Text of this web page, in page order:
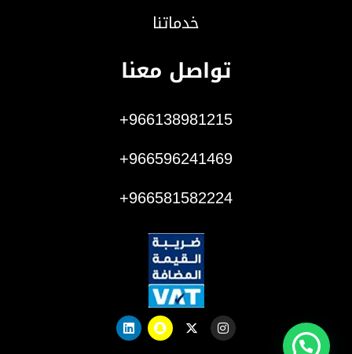
خدماتنا
تواصل معنا
966138981215+
966596241469+
966581582224+